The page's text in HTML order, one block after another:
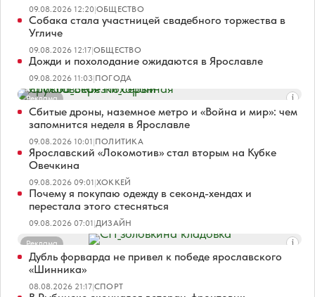
09.08.2026 12:20|ОБЩЕСТВО
Собака стала участницей свадебного торжества в
Угличе
09.08.2026 12:17|ОБЩЕСТВО
Дожди и похолодание ожидаются в Ярославле
09.08.2026 11:03|ПОГОДА
Реклама
Сбитые дроны, наземное метро и «Война и мир»: чем
запомнится неделя в Ярославле
09.08.2026 10:01|ПОЛИТИКА
Ярославский «Локомотив» стал вторым на Кубке
Овечкина
09.08.2026 09:01|ХОККЕЙ
Почему я покупаю одежду в секонд-хендах и
перестала этого стесняться
09.08.2026 07:01|ДИЗАЙН
Реклама
Дубль форварда не привел к победе ярославского
«Шинника»
08.08.2026 21:17|СПОРТ